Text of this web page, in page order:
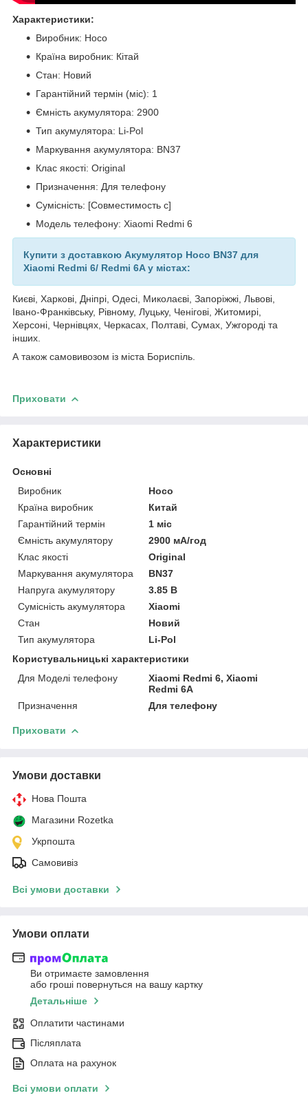
Характеристики:
Виробник: Hoco
Країна виробник: Кітай
Стан: Новий
Гарантійний термін (міс): 1
Ємність акумулятора: 2900
Тип акумулятора: Li-Pol
Маркування акумулятора: BN37
Клас якості: Original
Призначення: Для телефону
Сумісність: [Совместимость с]
Модель телефону: Xiaomi Redmi 6
Купити з доставкою Акумулятор Hoco BN37 для
Xiaomi Redmi 6/ Redmi 6A у містах:
Києві, Харкові, Дніпрі, Одесі, Миколаєві, Запоріжжі, Львові,
Івано-Франківську, Рівному, Луцьку, Ченігові, Житомирі,
Херсоні, Чернівцях, Черкасах, Полтаві, Сумах, Ужгороді та
інших.
А також самовивозом із міста Бориспіль.
Приховати
Характеристики
Основні
Виробник
Hoco
Країна виробник
Китай
Гарантійний термін
1 міс
Ємність акумулятору
2900 мА/год
Клас якості
Original
Маркування акумулятора
BN37
Напруга акумулятору
3.85 В
Сумісність акумулятора
Xiaomi
Стан
Новий
Тип акумулятора
Li-Pol
Користувальницькі характеристики
Для Моделі телефону
Xiaomi Redmi 6, Xiaomi
Redmi 6A
Призначення
Для телефону
Приховати
Умови доставки
Нова Пошта
Магазини Rozetka
Укрпошта
Самовивіз
Всі умови доставки
Умови оплати
Ви отримаєте замовлення
або гроші повернуться на вашу картку
Детальніше
Оплатити частинами
Післяплата
Оплата на рахунок
Всі умови оплати